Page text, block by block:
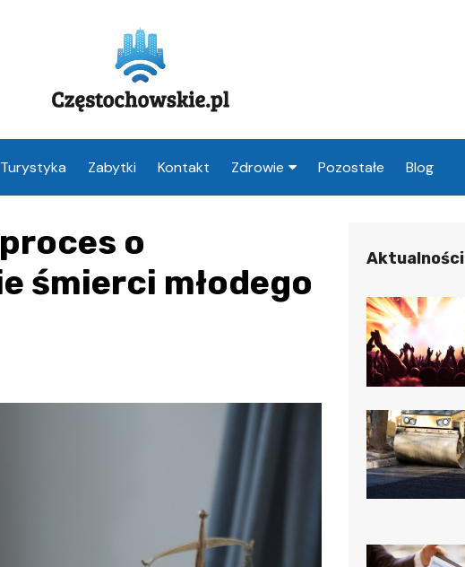
Turystyka Zabytki Kontakt Zdrowie
Częstochowa
Lekarz Częstochowa
Pozostałe Blog
o
śmierci młodego
Aktualności